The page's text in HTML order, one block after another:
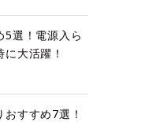
5選！電源入ら
大活躍！
すすめ7選！